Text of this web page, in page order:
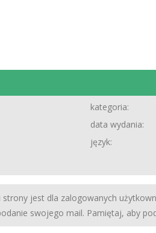
kategoria:
data wydania:
język:
jest dla zalogowanych
swojego mail. Pamiętaj, aby